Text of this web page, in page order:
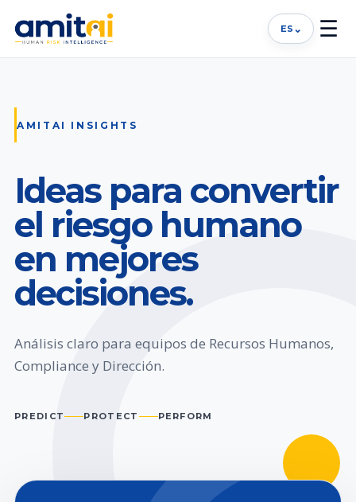
ES ⌄ ☰
AMITAI INSIGHTS
Ideas para convertir
el riesgo humano
en mejores
decisiones.
Análisis claro para equipos de Recursos Humanos,
Compliance y Dirección.
PREDICT PROTECT PERFORM